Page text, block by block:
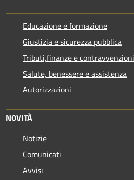
Educazione e formazione
Giustizia e sicurezza pubblica
Tributi,finanze e contravvenzioni
Salute, benessere e assistenza
Autorizzazioni
NOVITÀ
Notizie
Comunicati
Avvisi